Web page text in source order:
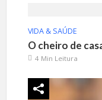
VIDA & SAÚDE
O cheiro de
4 Min Leitura